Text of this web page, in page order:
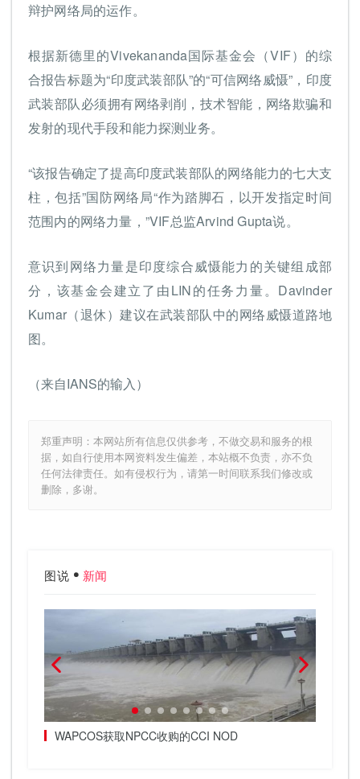
辩护网络局的运作。
根据新德里的Vivekananda国际基金会（VIF）的综
合报告标题为“印度武装部队”的“可信网络威慑”，印度
武装部队必须拥有网络剥削，技术智能，网络欺骗和
发射的现代手段和能力探测业务。
“该报告确定了提高印度武装部队的网络能力的七大支
柱，包括”国防网络局“作为踏脚石，以开发指定时间
范围内的网络力量，”VIF总监Arvind Gupta说。
意识到网络力量是印度综合威慑能力的关键组成部
分，该基金会建立了由LIN的任务力量。Davinder
Kumar（退休）建议在武装部队中的网络威慑道路地
图。
（来自IANS的输入）
郑重声明：本网站所有信息仅供参考，不做交易和服务的根
据，如自行使用本网资料发生偏差，本站概不负责，亦不负
任何法律责任。如有侵权行为，请第一时间联系我们修改或
删除，多谢。
图说 新闻
WAPCOS获取NPCC收购的CCI NOD